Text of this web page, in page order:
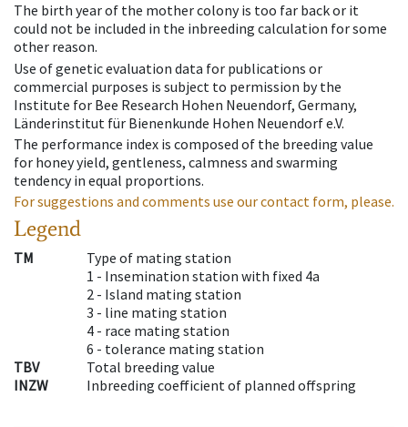
The birth year of the mother colony is too far back or it
could not be included in the inbreeding calculation for some
other reason.
Use of genetic evaluation data for publications or
commercial purposes is subject to permission by the
Institute for Bee Research Hohen Neuendorf, Germany,
Länderinstitut für Bienenkunde Hohen Neuendorf e.V.
The performance index is composed of the breeding value
for honey yield, gentleness, calmness and swarming
tendency in equal proportions.
For suggestions and comments use our contact form, please.
Legend
TM
Type of mating station
1 - Insemination station with fixed 4a
2 - Island mating station
3 - line mating station
4 - race mating station
6 - tolerance mating station
TBV
Total breeding value
INZW
Inbreeding coefficient of planned offspring